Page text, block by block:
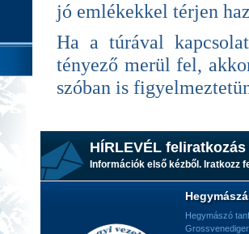
jó emlékekkel térjen
Ha a túrával
tényező merül fel,
szóban is
HÍRLEVÉL feliratkozás
Információk első kézből. Iratkozz
Hegymászó